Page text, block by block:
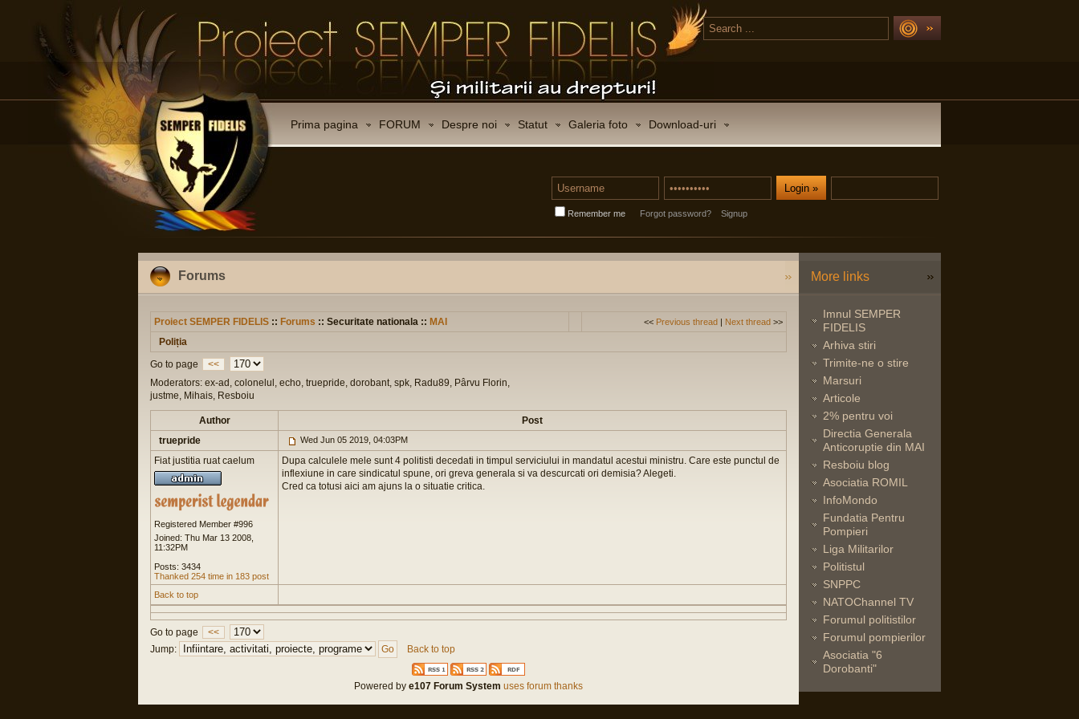
Prima pagina FORUM Despre noi Statut Galeria foto Download-uri
Remember me Forgot password? Signup
Forums
Proiect SEMPER FIDELIS :: Forums :: Securitate nationala :: MAI << Previous thread | Next thread >>
Poliția
Go to page
<<
Moderators: ex-ad, colonelul, echo, truepride, dorobant, spk, Radu89, Pârvu Florin,
justme, Mihais, Resboiu
Author
Post
truepride
Wed Jun 05 2019, 04:03PM
Fiat justitia ruat caelum
Registered Member #996
Joined: Thu Mar 13 2008,
11:32PM
Posts: 3434
Thanked 254 time in 183 post
Dupa calculele mele sunt 4 politisti decedati in timpul serviciului in mandatul acestui ministru. Care este punctul de
inflexiune in care sindicatul spune, ori greva generala si va descurcati ori demisia? Alegeti.
Cred ca totusi aici am ajuns la o situatie critica.
Back to top
Go to page
<<
Jump:
Back to top
Powered by e107 Forum System uses forum thanks
More links
Imnul SEMPER
FIDELIS
Arhiva stiri
Trimite-ne o stire
Marsuri
Articole
2% pentru voi
Directia Generala
Anticoruptie din MAI
Resboiu blog
Asociatia ROMIL
InfoMondo
Fundatia Pentru
Pompieri
Liga Militarilor
Politistul
SNPPC
NATOChannel TV
Forumul politistilor
Forumul pompierilor
Asociatia "6
Dorobanti"